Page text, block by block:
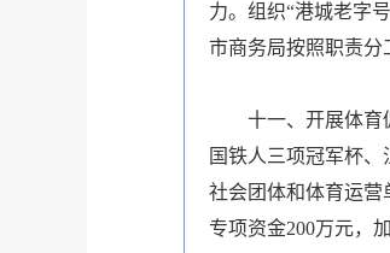
力。组织“港城老字
市商务局按照职责分
十一、开展体育
国铁人三项冠军杯
社会团体和体育运营
专项资金200万元，